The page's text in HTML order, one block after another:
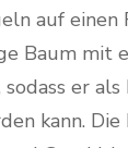
auf einen
Baum mit
sodass er
kann.